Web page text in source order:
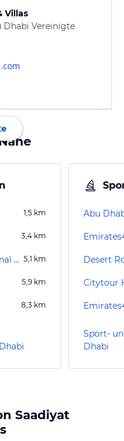
Villas
Dhabi Vereinigte
1,5 km
3,4 km
Abu Dhabi Kreuzfahrt Terminal (Zayed Port) 5,1 km
5,9 km
8,3 km
Abu
Desert
Sport-
Dhabi
Saadiyat